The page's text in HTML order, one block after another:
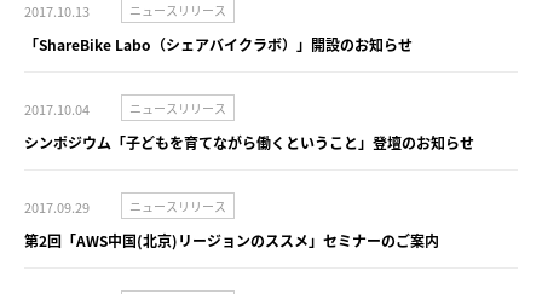
2017.10.13 ニュースリリース
「ShareBike Labo（シェアバイクラボ）」開設のお知らせ
2017.10.04 ニュースリリース
シンポジウム「子どもを育てながら働くということ」登壇のお知らせ
2017.09.29 ニュースリリース
第2回「AWS中国(北京)リージョンのススメ」セミナーのご案内